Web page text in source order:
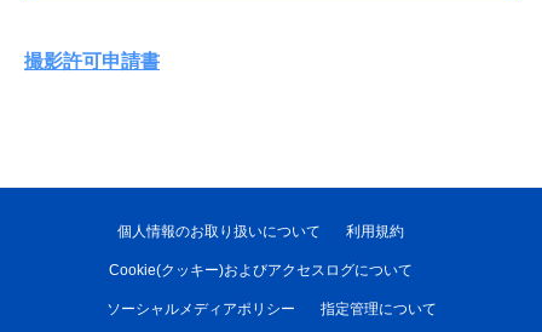
撮影許可申請書
個人情報のお取り扱いについて 利用規約
Cookie(クッキー)およびアクセスログについて
ソーシャルメディアポリシー 指定管理について